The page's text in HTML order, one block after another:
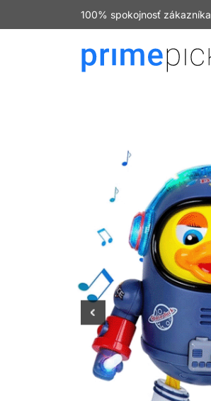
100% spokojnosť zákazníka